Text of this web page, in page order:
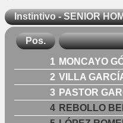
Instintivo - SENIOR
Pos.
1 MONCAYO
2 VILLA
3 PASTOR
4 REBOLLO